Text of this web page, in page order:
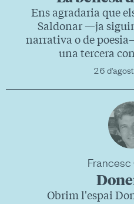
Ens agradaria que
Saldonar —ja
narrativa o de
una tercera
26
Obrim l'espai